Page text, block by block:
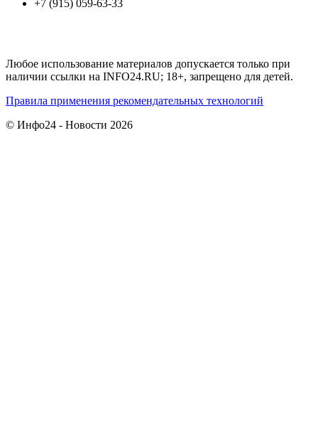
+7 (915) 059-63-33
Любое использование материалов допускается только при
наличии ссылки на INFO24.RU; 18+, запрещено для детей.
Правила применения рекомендательных технологий
© Инфо24 - Новости 2026